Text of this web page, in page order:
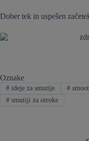
Dober tek in uspešen
Oznake
#ideje za smutije #
#smutiji za otroke